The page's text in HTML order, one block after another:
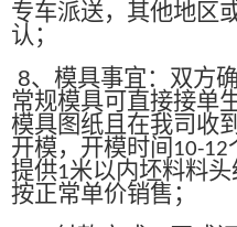
专车派送，其他地区
认；
8、模具事宜：双方
常规模具可直接接单
模具图纸且在我司收
开模，开模时间 10-12
提供1米以内坯料料
按正常单价销售；